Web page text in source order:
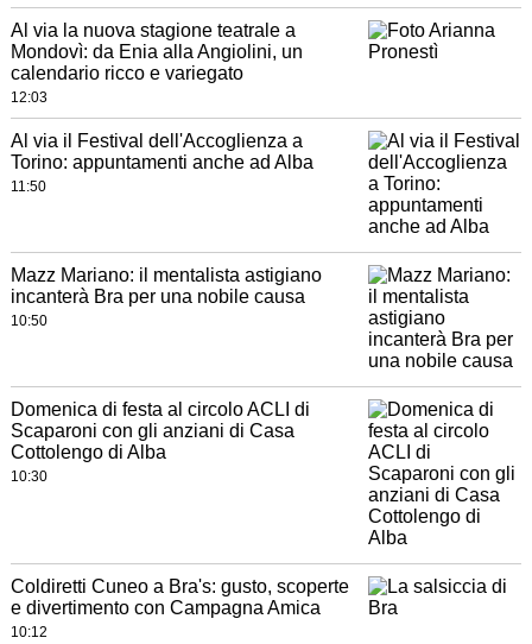
Al via la nuova stagione teatrale a
Mondovì: da Enia alla Angiolini, un
calendario ricco e variegato
12:03
Al via il Festival dell'Accoglienza a
Torino: appuntamenti anche ad Alba
11:50
Mazz Mariano: il mentalista astigiano
incanterà Bra per una nobile causa
10:50
Domenica di festa al circolo ACLI di
Scaparoni con gli anziani di Casa
Cottolengo di Alba
10:30
Coldiretti Cuneo a Bra's: gusto, scoperte
e divertimento con Campagna Amica
10:12